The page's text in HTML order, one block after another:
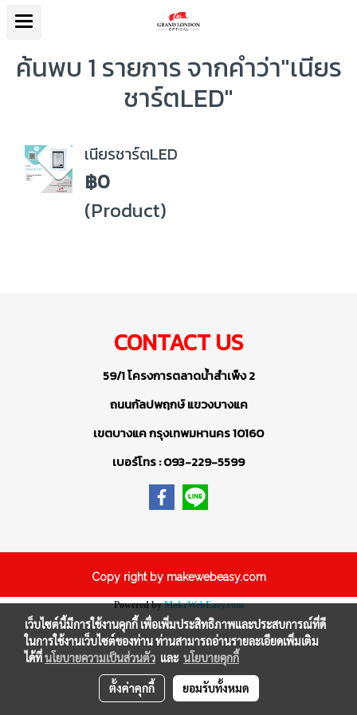
ค้นพบ 1 รายการ จากคำว่า"เนียร
ชาร์ตLED"
เนียรชาร์ตLED
฿0
(Product)
CONTACT US
59/1 โครงการตลาดน้ำสำเพ็ง 2
ถนนกัลปพฤกษ์ แขวงบางแค
เขตบางแค กรุงเทพมหานคร 10160
เบอร์โทร : 093-229-5599
Copy right by makewebeasy.com
Powered byMakeWebEasy.com
เว็บไซต์นี้มีการใช้งานคุกกี้ เพื่อเพิ่มประสิทธิภาพและประสบการณ์ที่ดี
ในการใช้งานเว็บไซต์ของท่าน ท่านสามารถอ่านรายละเอียดเพิ่มเติม
ได้ที่นโยบายความเป็นส่วนตัว และ นโยบายคุกกี้
ตั้งค่าคุกกี้ ยอมรับทั้งหมด